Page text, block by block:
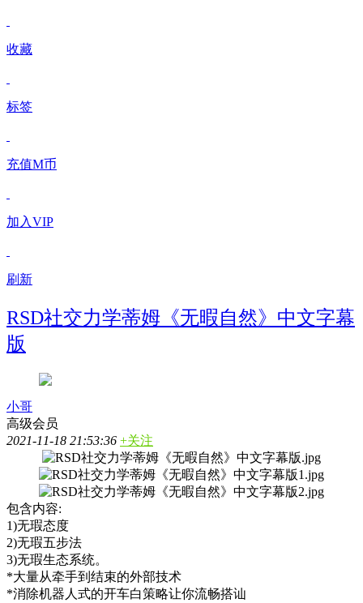
收藏
标签
充值M币
加入VIP
刷新
RSD社交力学蒂姆《无暇自然》中文字幕
版
小哥
高级会员
2021-11-18 21:53:36 +关注
包含内容:
1)无瑕态度
2)无瑕五步法
3)无瑕生态系统。
*大量从牵手到结束的外部技术
*消除机器人式的开车白策略让你流畅搭讪